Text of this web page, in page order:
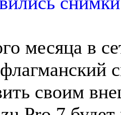
месяца в
своим